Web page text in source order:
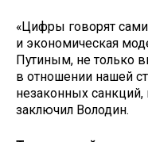
«Цифры говорят сами
и экономическая
Путиным, не только
в отношении нашей
незаконных
заключил Володин.